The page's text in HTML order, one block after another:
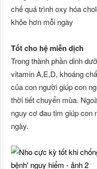
chế quá trình oxy hóa
khỏe hơn mỗi ngày
Tốt cho hệ miễn dịch
Trong thành phần dinh
vitamin A,E,D, khoáng
của con người giúp con
thời tiết chuyển mùa.
nguy cơ đau tim giúp con
ngày.